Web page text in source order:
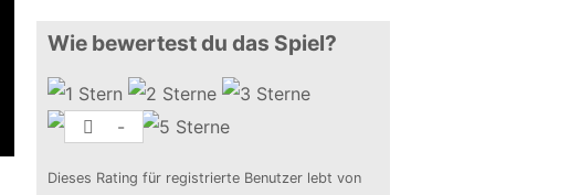
Wie bewertest du das Spiel?
-
Dieses Rating für registrierte Benutzer lebt von